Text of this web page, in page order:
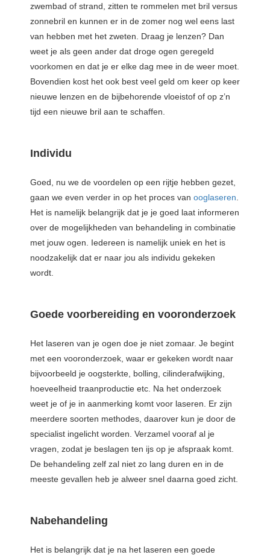
zwembad of strand, zitten te rommelen met bril versus
zonnebril en kunnen er in de zomer nog wel eens last
van hebben met het zweten. Draag je lenzen? Dan
weet je als geen ander dat droge ogen geregeld
voorkomen en dat je er elke dag mee in de weer moet.
Bovendien kost het ook best veel geld om keer op keer
nieuwe lenzen en de bijbehorende vloeistof of op z’n
tijd een nieuwe bril aan te schaffen.
Individu
Goed, nu we de voordelen op een rijtje hebben gezet,
gaan we even verder in op het proces van ooglaseren
Het is namelijk belangrijk dat je je goed laat informeren
over de mogelijkheden van behandeling in combinatie
met jouw ogen. Iedereen is namelijk uniek en het is
noodzakelijk dat er naar jou als individu gekeken
wordt.
Goede voorbereiding en vooronderzoek
Het laseren van je ogen doe je niet zomaar. Je begint
met een vooronderzoek, waar er gekeken wordt naar
bijvoorbeeld je oogsterkte, bolling, cilinderafwijking,
hoeveelheid traanproductie etc. Na het onderzoek
weet je of je in aanmerking komt voor laseren. Er zijn
meerdere soorten methodes, daarover kun je door de
specialist ingelicht worden. Verzamel vooraf al je
vragen, zodat je beslagen ten ijs op je afspraak komt.
De behandeling zelf zal niet zo lang duren en in de
meeste gevallen heb je alweer snel daarna goed zicht.
Nabehandeling
Het is belangrijk dat je na het laseren een goede